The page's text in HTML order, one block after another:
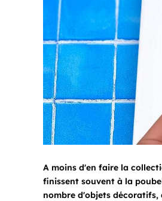
A moins d'en faire la
finissent souvent à la
nombre d'objets décoratifs,